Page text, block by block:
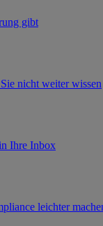
gibt
nicht weiter wissen
Ihre Inbox
leichter